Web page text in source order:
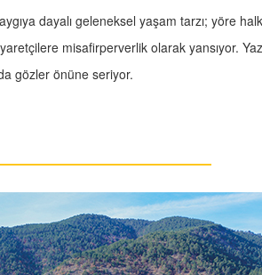
dayalı geleneksel yaşam tarzı; yöre
misafirperverlik olarak yansıyor.
gözler önüne seriyor.